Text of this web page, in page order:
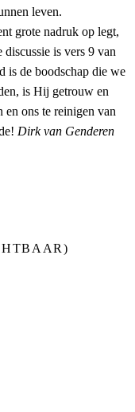
leven.
grote nadruk op legt,
is vers 9 van
is de boodschap die we
is Hij getrouw en
en ons te reinigen van
Dirk van Genderen